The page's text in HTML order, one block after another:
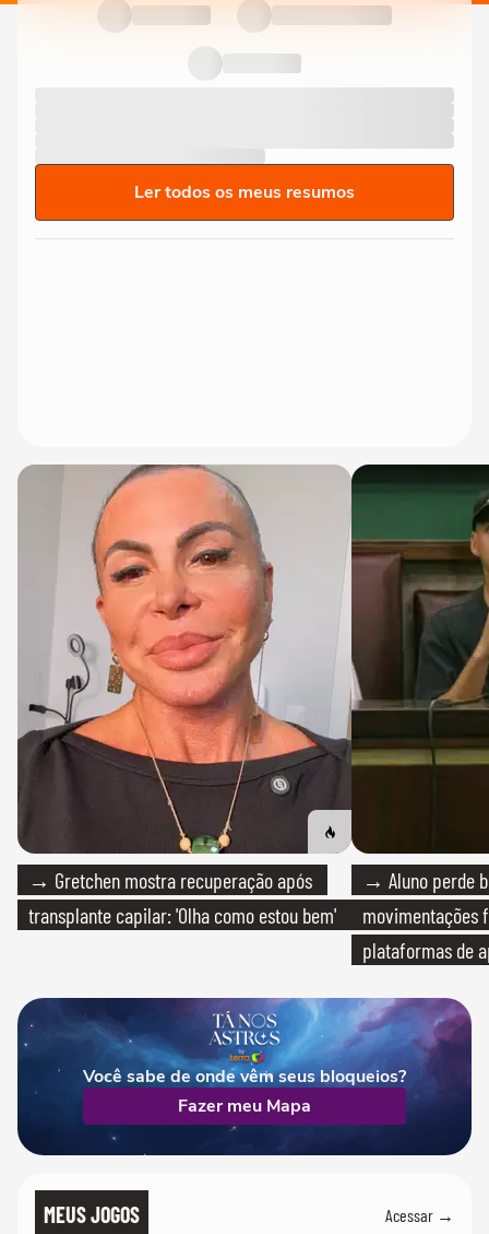
Ler todos os meus resumos
→ Gretchen mostra recuperação após
transplante capilar: 'Olha como estou bem'
→ Aluno perde
movimentações
plataformas de
Você sabe de onde vêm seus bloqueios?
Fazer meu Mapa
MEUS JOGOS Acessar →